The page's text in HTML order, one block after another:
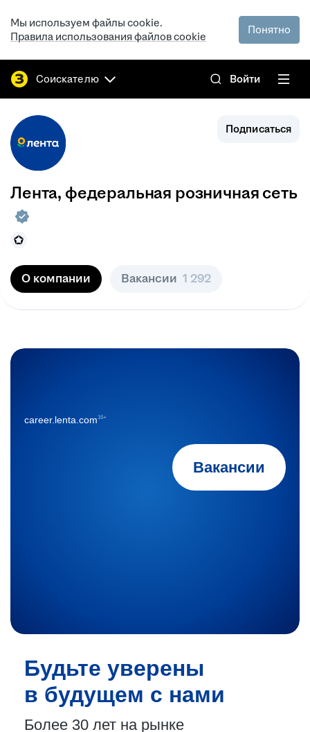
Мы используем файлы cookie.
Правила использования файлов cookie
Понятно
Соискателю Войти
Подписаться
Лента, федеральная розничная сеть
О компании Вакансии 1 292
Вакансии
career.lenta.com16+
Будьте уверены
в будущем с нами
Более 30 лет на рынке